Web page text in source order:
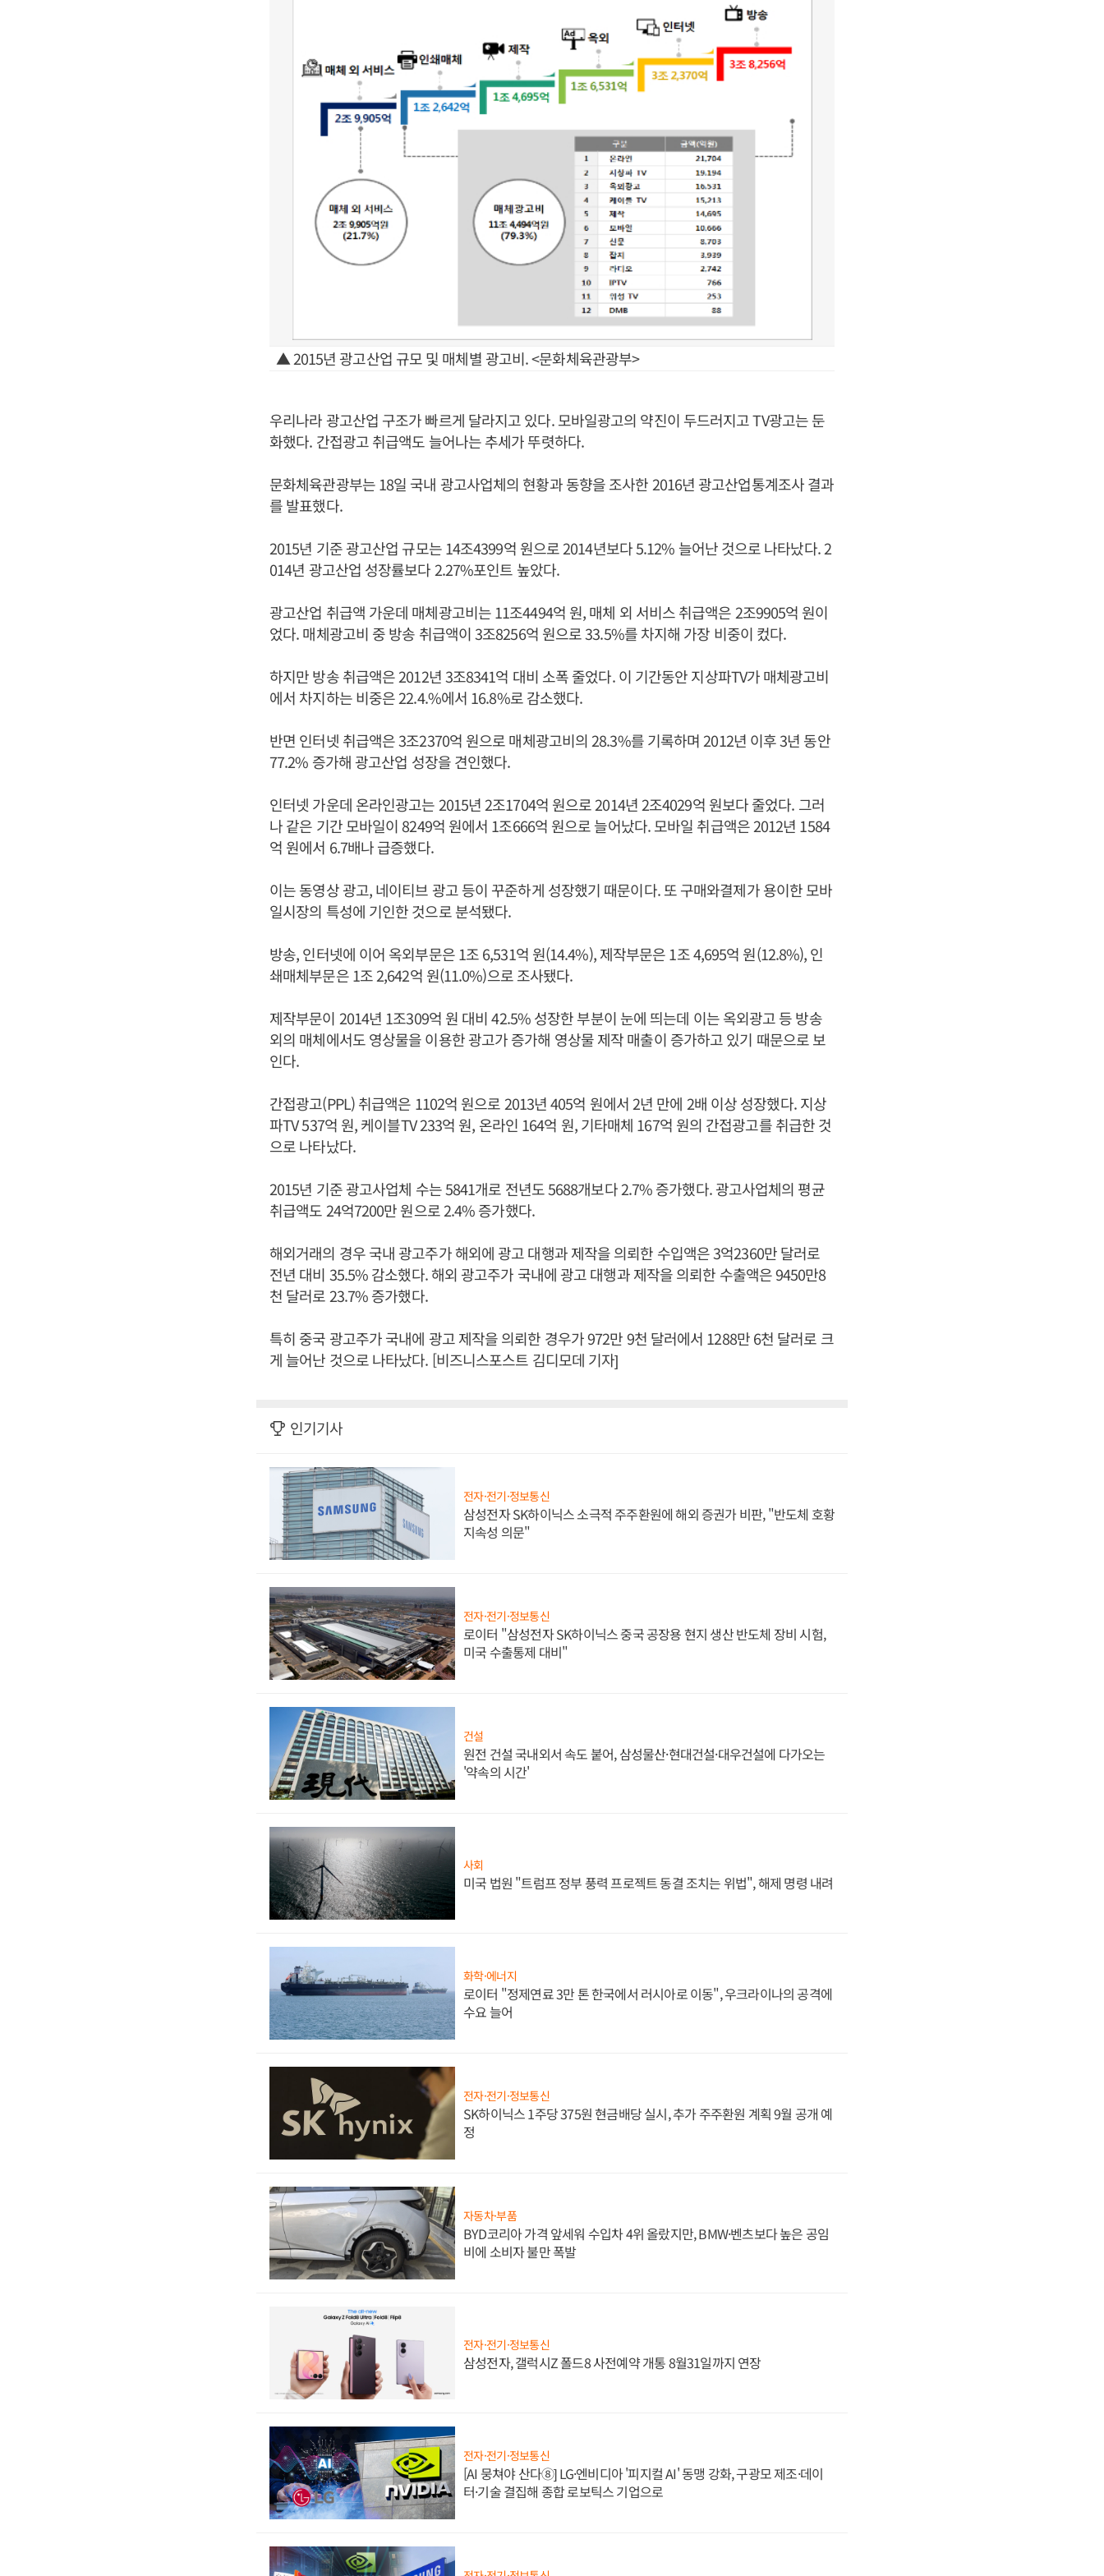
▲ 2015년 광고산업 규모 및 매체별 광고비. <문화체육관광부>
우리나라 광고산업 구조가 빠르게 달라지고 있다. 모바일광고의 약진이 두드러지고 TV광고는 둔
화했다. 간접광고 취급액도 늘어나는 추세가 뚜렷하다.
문화체육관광부는 18일 국내 광고사업체의 현황과 동향을 조사한 2016년 광고산업통계조사 결과
를 발표했다.
2015년 기준 광고산업 규모는 14조4399억 원으로 2014년보다 5.12% 늘어난 것으로 나타났다. 2
014년 광고산업 성장률보다 2.27%포인트 높았다.
광고산업 취급액 가운데 매체광고비는 11조4494억 원, 매체 외 서비스 취급액은 2조9905억 원이
었다. 매체광고비 중 방송 취급액이 3조8256억 원으로 33.5%를 차지해 가장 비중이 컸다.
하지만 방송 취급액은 2012년 3조8341억 대비 소폭 줄었다. 이 기간동안 지상파TV가 매체광고비
에서 차지하는 비중은 22.4.%에서 16.8%로 감소했다.
반면 인터넷 취급액은 3조2370억 원으로 매체광고비의 28.3%를 기록하며 2012년 이후 3년 동안
77.2% 증가해 광고산업 성장을 견인했다.
인터넷 가운데 온라인광고는 2015년 2조1704억 원으로 2014년 2조4029억 원보다 줄었다. 그러
나 같은 기간 모바일이 8249억 원에서 1조666억 원으로 늘어났다. 모바일 취급액은 2012년 1584
억 원에서 6.7배나 급증했다.
이는 동영상 광고, 네이티브 광고 등이 꾸준하게 성장했기 때문이다. 또 구매와결제가 용이한 모바
일시장의 특성에 기인한 것으로 분석됐다.
방송, 인터넷에 이어 옥외부문은 1조 6,531억 원(14.4%), 제작부문은 1조 4,695억 원(12.8%), 인
쇄매체부문은 1조 2,642억 원(11.0%)으로 조사됐다.
제작부문이 2014년 1조309억 원 대비 42.5% 성장한 부분이 눈에 띄는데 이는 옥외광고 등 방송
외의 매체에서도 영상물을 이용한 광고가 증가해 영상물 제작 매출이 증가하고 있기 때문으로 보
인다.
간접광고(PPL) 취급액은 1102억 원으로 2013년 405억 원에서 2년 만에 2배 이상 성장했다. 지상
파TV 537억 원, 케이블TV 233억 원, 온라인 164억 원, 기타매체 167억 원의 간접광고를 취급한 것
으로 나타났다.
2015년 기준 광고사업체 수는 5841개로 전년도 5688개보다 2.7% 증가했다. 광고사업체의 평균
취급액도 24억7200만 원으로 2.4% 증가했다.
해외거래의 경우 국내 광고주가 해외에 광고 대행과 제작을 의뢰한 수입액은 3억2360만 달러로
전년 대비 35.5% 감소했다. 해외 광고주가 국내에 광고 대행과 제작을 의뢰한 수출액은 9450만8
천 달러로 23.7% 증가했다.
특히 중국 광고주가 국내에 광고 제작을 의뢰한 경우가 972만 9천 달러에서 1288만 6천 달러로 크
게 늘어난 것으로 나타났다. [비즈니스포스트 김디모데 기자]
인기기사
전자·전기·정보통신
삼성전자 SK하이닉스 소극적 주주환원에 해외 증권가 비판, "반도체 호황
지속성 의문"
전자·전기·정보통신
로이터 "삼성전자 SK하이닉스 중국 공장용 현지 생산 반도체 장비 시험,
미국 수출통제 대비"
건설
원전 건설 국내외서 속도 붙어, 삼성물산·현대건설·대우건설에 다가오는
'약속의 시간'
사회
미국 법원 "트럼프 정부 풍력 프로젝트 동결 조치는 위법", 해제 명령 내려
화학·에너지
로이터 "정제연료 3만 톤 한국에서 러시아로 이동", 우크라이나의 공격에
수요 늘어
전자·전기·정보통신
SK하이닉스 1주당 375원 현금배당 실시, 추가 주주환원 계획 9월 공개 예
정
자동차·부품
BYD코리아 가격 앞세워 수입차 4위 올랐지만, BMW·벤츠보다 높은 공임
비에 소비자 불만 폭발
전자·전기·정보통신
삼성전자, 갤럭시Z 폴드8 사전예약 개통 8월31일까지 연장
전자·전기·정보통신
[AI 뭉쳐야 산다⑧] LG·엔비디아 '피지컬 AI' 동맹 강화, 구광모 제조·데이
터·기술 결집해 종합 로보틱스 기업으로